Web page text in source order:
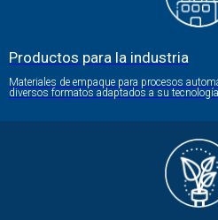
Productos para la industria
Materiales de empaque para procesos
diversos formatos adaptados a su